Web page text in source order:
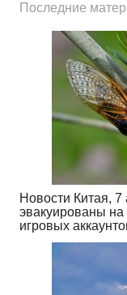
Последние
Новости Китая, 7
эвакуированы
игровых